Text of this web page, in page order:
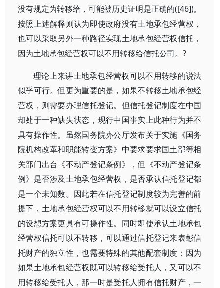
没有规定为转移给，可能被历史证明是正确的([46])。
按照上述解释则认为即使政府没有土地承包经营权，
也可以采取另外一种路径实现土地承包经营权信托，
因为土地承包经营权可以不用转移给信托公司。?
理论上来讲土地承包经营权可以不用转移的说法
似乎可行。但更为重要的是，如果不转移土地承包经
营权，则需要办理信托登记。但信托登记制度在中国
却处于一种缺失状态，现行中国事实上此种行为并不
具有操作性。虽然国务院办公厅发布关于实施《国务
院机构改革和职能转变方案》中要求要求国土部等相
关部门出台《不动产登记条例》，但《不动产登记条
例》是否涉及土地承包经营权，是否承认信托登记都
是一个未知数。因此若在信托登记制度较为完善的前
提下，土地承包经营权可以不用转移就可以设立信托
的设想方案更具有可操作性。同时即使承认土地承包
经营权信托可以不转移，可以通过信托登记来表彰信
托财产的独立性，也需要特殊的其他配套制度：因为
如果土地承包经营权既可以转移给受托人，又可以不
用转移给受托人，那一时是受托人拥有信托财产，一